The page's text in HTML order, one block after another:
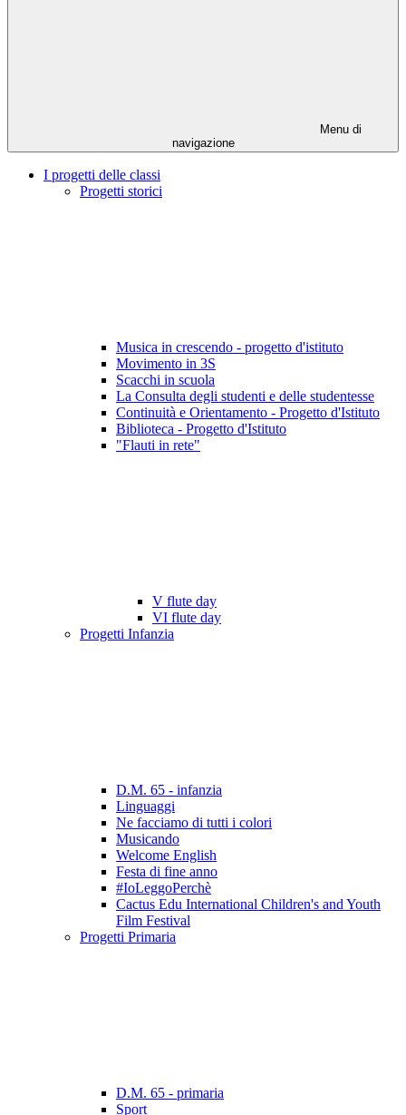
Menu di
navigazione
I progetti delle classi
Progetti storici
Musica in crescendo - progetto d'istituto
Movimento in 3S
Scacchi in scuola
La Consulta degli studenti e delle studentesse
Continuità e Orientamento - Progetto d'Istituto
Biblioteca - Progetto d'Istituto
"Flauti in rete"
V flute day
VI flute day
Progetti Infanzia
D.M. 65 - infanzia
Linguaggi
Ne facciamo di tutti i colori
Musicando
Welcome English
Festa di fine anno
#IoLeggoPerchè
Cactus Edu International Children's and Youth
Film Festival
Progetti Primaria
D.M. 65 - primaria
Sport